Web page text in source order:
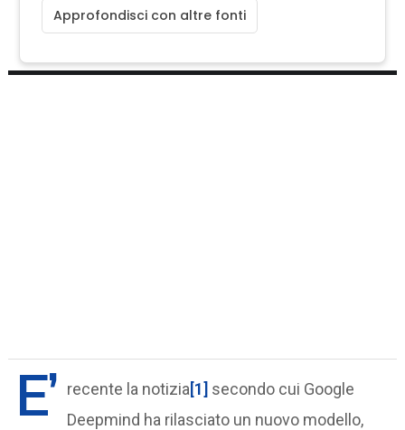
Approfondisci con altre fonti
E’ recente la notizia[1] secondo cui Google
Deepmind ha rilasciato un nuovo modello,